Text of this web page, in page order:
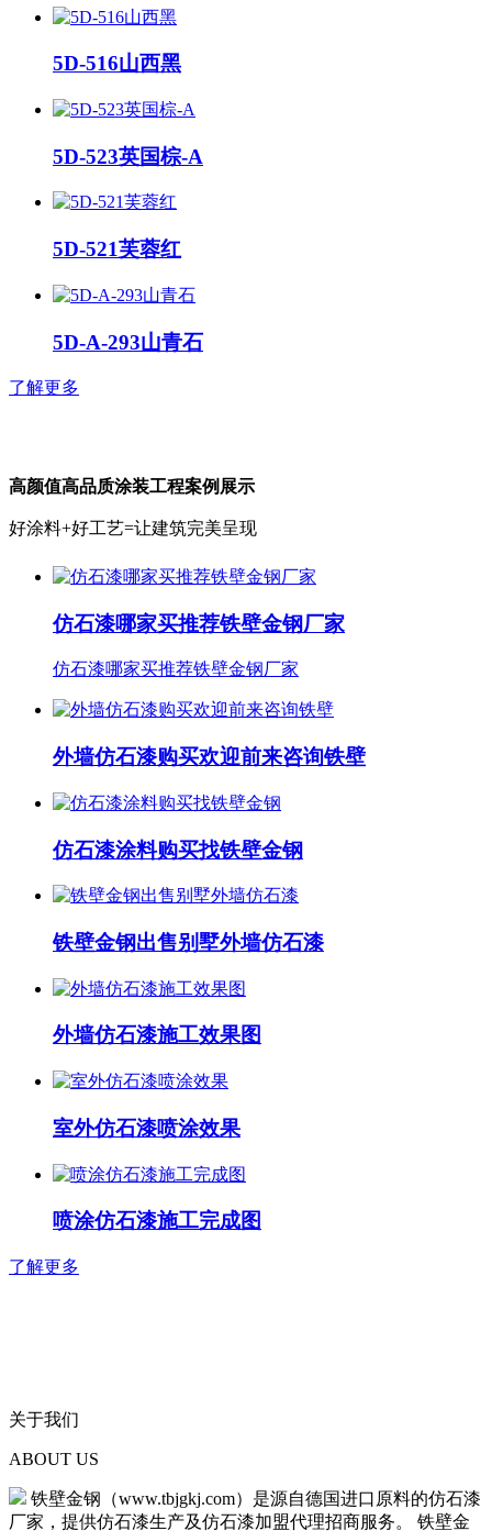
5D-516山西黑
5D-523英国棕-A
5D-521芙蓉红
5D-A-293山青石
了解更多
高颜值高品质涂装工程案例展示
好涂料+好工艺=让建筑完美呈现
仿石漆哪家买推荐铁壁金钢厂家
仿石漆哪家买推荐铁壁金钢厂家
外墙仿石漆购买欢迎前来咨询铁壁
仿石漆涂料购买找铁壁金钢
铁壁金钢出售别墅外墙仿石漆
外墙仿石漆施工效果图
室外仿石漆喷涂效果
喷涂仿石漆施工完成图
了解更多
关于我们
ABOUT US
铁壁金钢（www.tbjgkj.com）是源自德国进口原料的仿石漆
厂家，提供仿石漆生产及仿石漆加盟代理招商服务。 铁壁金